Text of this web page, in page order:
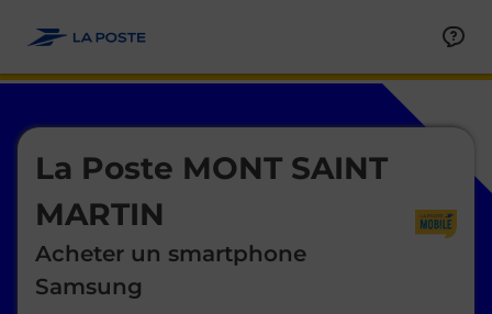
La Poste MONT SAINT
MARTIN
Acheter un smartphone
Samsung
Le lien s'ouvre dans un nouvel onglet